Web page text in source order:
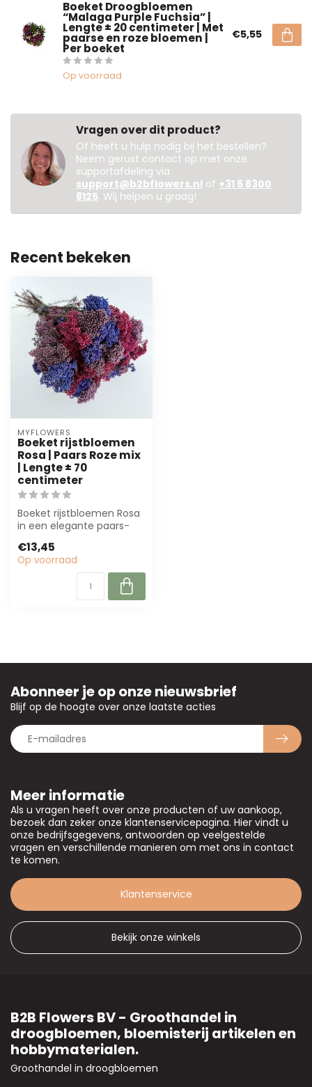
Boeket Droogbloemen
“Malaga Purple Fuchsia” |
Lengte ± 20 centimeter | Met
paarse en roze bloemen |
Per boeket
Op voorraad
€5,55
Vragen over dit product?
Of heeft u hulp nodig bij het bestellen?
Neem gerust contact op met onze
supportafdeling via
support@b2bflowers.nl of +31 6 8300
8125. Wij helpen u graag!
Recent bekeken
MYFLOWERS
Boeket rijstbloemen
Rosa | Paars Roze mix
| Lengte ± 70
centimeter
Boeket rijstbloemen Rosa
in een elegante paars-
Perfect voor ...
€13,45
Op voorraad
Meer informatie
Als u vragen heeft over onze producten of uw aankoop,
bezoek dan zeker onze klantenservicepagina. Hier vindt u
onze bedrijfsgegevens, antwoorden op veelgestelde
vragen en verschillende manieren om met ons in contact
te komen.
Klantenservice
Bekijk onze winkels
Abonneer je op onze nieuwsbrief
Blijf op de hoogte over onze laatste acties
B2B Flowers BV - Groothandel in
droogbloemen, bloemisterij artikelen en
hobbymaterialen.
Groothandel in droogbloemen